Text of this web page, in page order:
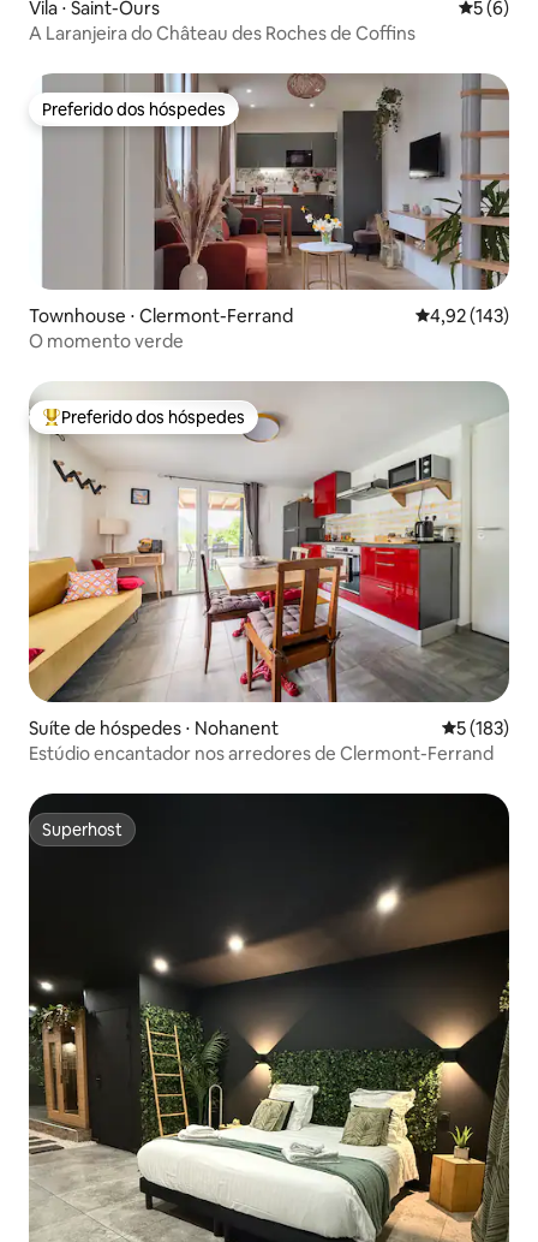
Vila ⋅ Saint-Ours 5 de
5 (6)
A Laranjeira do Château des Roches de Coffins
Preferido dos hóspedes
Preferido dos hóspedes
Townhouse ⋅ Clermont-Ferrand 4,92 de uma
4,92 (143)
O momento verde
Entre os melhores preferidos dos hóspedes
Preferido dos hóspedes
Suíte de hóspedes ⋅ Nohanent 5 de uma
5 (183)
Estúdio encantador nos arredores de Clermont-Ferrand
Superhost
Superhost